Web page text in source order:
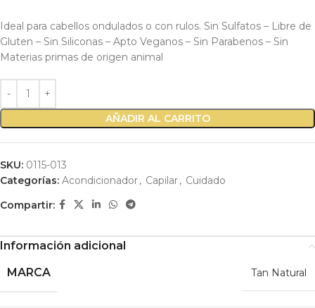
Ideal para cabellos ondulados o con rulos. Sin Sulfatos – Libre de
Gluten – Sin Siliconas – Apto Veganos – Sin Parabenos – Sin
Materias primas de origen animal
AÑADIR AL CARRITO
SKU: 0115-013
Categorías: Acondicionador, Capilar, Cuidado
Compartir:
Información adicional
MARCA
Tan Natural